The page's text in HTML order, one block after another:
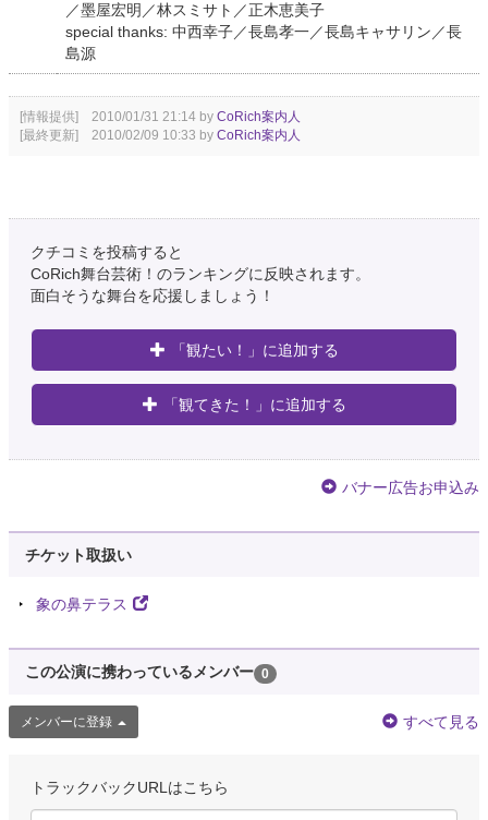
／墨屋宏明／林スミサト／正木恵美子
special thanks: 中西幸子／長島孝一／長島キャサリン／長
島源
[情報提供] 2010/01/31 21:14 by CoRich案内人
[最終更新] 2010/02/09 10:33 by CoRich案内人
クチコミを投稿すると
CoRich舞台芸術！のランキングに反映されます。
面白そうな舞台を応援しましょう！
「観たい！」に追加する
「観てきた！」に追加する
バナー広告お申込み
チケット取扱い
象の鼻テラス
この公演に携わっているメンバー 0
メンバーに登録 すべて見る
トラックバックURLはこちら